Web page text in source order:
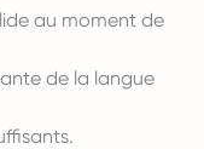
au moment de
de la langue